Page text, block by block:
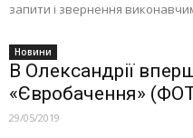
запити і звернення
Новини
В Олександрії
«Євробачення»
29/05/2019